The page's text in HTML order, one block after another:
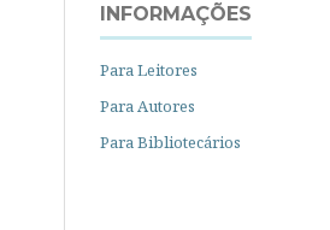
INFORMAÇÕES
Para Leitores
Para Autores
Para Bibliotecários